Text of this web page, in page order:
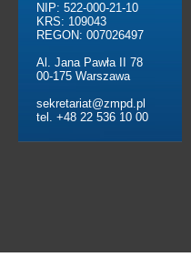
NIP: 522-000-21-10
KRS: 109043
REGON: 007026497
Al. Jana Pawła II 78
00-175 Warszawa
sekretariat@zmpd.pl
tel. +48 22 536 10 00